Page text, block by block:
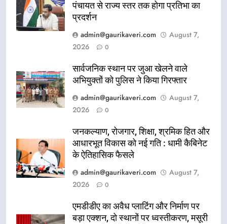
पंचायत से राज्य स्तर तक होगा प्रतिभा का
प्रदर्शन
admin@gaurikaveri.com
August 7,
2026
0
सार्वजनिक स्थान पर जुआ खेलने वाले
अभियुक्तों को पुलिस ने किया गिरफ्तार
admin@gaurikaveri.com
August 7,
2026
0
जनकल्याण, रोजगार, शिक्षा, श्रमिक हित और
आधारभूत विकास को नई गति : धामी कैबिनेट
के ऐतिहासिक फैसले
admin@gaurikaveri.com
August 7,
2026
0
एमडीडीए का अवैध प्लाटिंग और निर्माण पर
बड़ा एक्शन, दो स्थानों पर ध्वस्तीकरण, मसूरी